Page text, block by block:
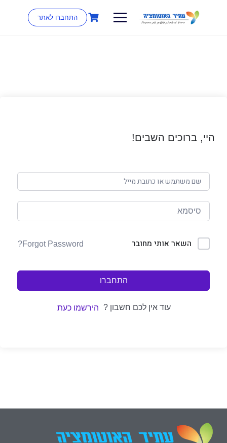
התחברו לאתר
היי, ברוכים השבים!
השאר אותי מחובר Forgot Password?
התחברו
עוד אין לכם חשבון ? הירשמו כעת